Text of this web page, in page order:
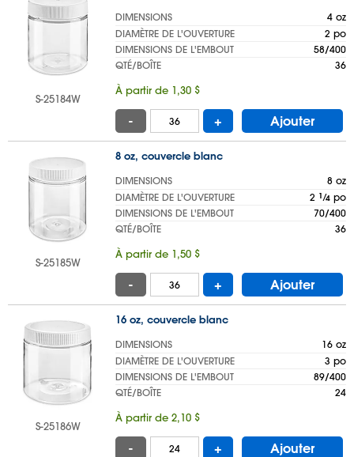
S-25184W
DIMENSIONS
4 oz
DIAMÈTRE DE L'OUVERTURE
2 po
DIMENSIONS DE L'EMBOUT
58/400
QTÉ/BOÎTE
36
À partir de 1,30 $
- + Ajouter
S-25185W
8 oz, couvercle blanc
DIMENSIONS
8 oz
DIAMÈTRE DE L'OUVERTURE
2 1 ⁄4 po
DIMENSIONS DE L'EMBOUT
70/400
QTÉ/BOÎTE
36
À partir de 1,50 $
- + Ajouter
S-25186W
16 oz, couvercle blanc
DIMENSIONS
16 oz
DIAMÈTRE DE L'OUVERTURE
3 po
DIMENSIONS DE L'EMBOUT
89/400
QTÉ/BOÎTE
24
À partir de 2,10 $
- + Ajouter